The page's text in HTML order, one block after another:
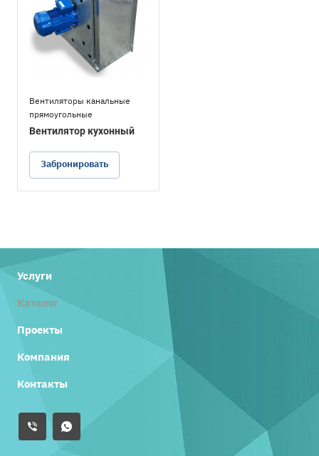
Вентиляторы канальные
прямоугольные
Вентилятор кухонный
Забронировать
Услуги
Каталог
Проекты
Компания
Контакты